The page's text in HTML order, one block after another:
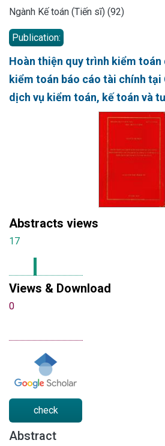
Ngành Kế toán (Tiến sĩ) (92)
Publication:
Hoàn thiện quy trình kiểm
kiểm toán báo cáo tài chính tại
dịch vụ kiểm toán, kế toán và
Abstracts views
17
Views & Download
0
check
Abstract